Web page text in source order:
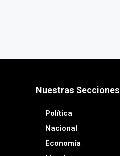
Nuestras Secciones
Política
Nacional
Economía